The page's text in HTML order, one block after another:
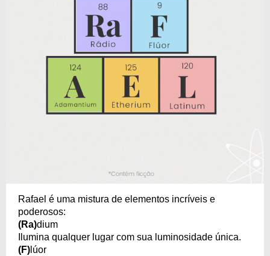
Rafael é uma mistura de elementos incríveis e
poderosos:
(Ra)dium
Ilumina qualquer lugar com sua luminosidade única.
(F) lúor